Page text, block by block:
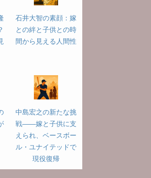
石井大智の素顔：嫁
との絆と子供との時
間から見える人間性
中島宏之の新たな挑
戦――嫁と子供に支
えられ、ベースボー
ル・ユナイテッドで
現役復帰